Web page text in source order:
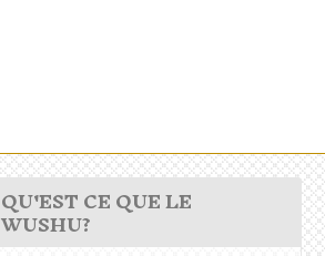
QU'EST CE QUE LE
WUSHU?